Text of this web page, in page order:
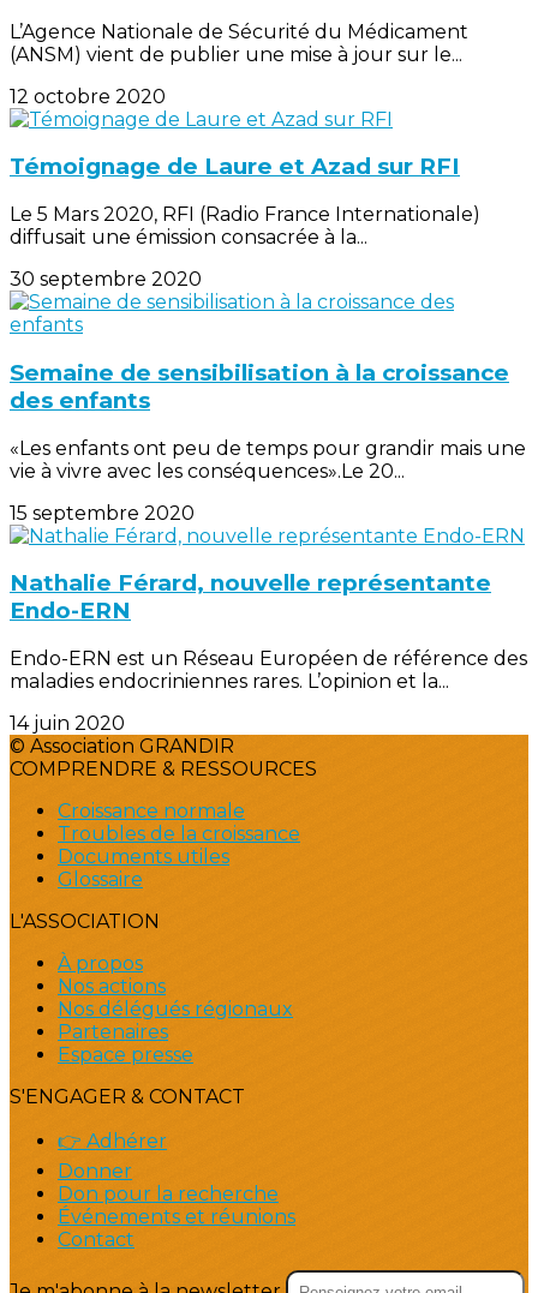
L’Agence Nationale de Sécurité du Médicament
(ANSM) vient de publier une mise à jour sur le...
12 octobre 2020
Témoignage de Laure et Azad sur RFI
Le 5 Mars 2020, RFI (Radio France Internationale)
diffusait une émission consacrée à la...
30 septembre 2020
Semaine de sensibilisation à la croissance
des enfants
«Les enfants ont peu de temps pour grandir mais une
vie à vivre avec les conséquences».Le 20...
15 septembre 2020
Nathalie Férard, nouvelle représentante
Endo-ERN
Endo-ERN est un Réseau Européen de référence des
maladies endocriniennes rares. L’opinion et la...
14 juin 2020
© Association GRANDIR
COMPRENDRE & RESSOURCES
Croissance normale
Troubles de la croissance
Documents utiles
Glossaire
L'ASSOCIATION
À propos
Nos actions
Nos délégués régionaux
Partenaires
Espace presse
S'ENGAGER & CONTACT
👉 Adhérer
Donner
Don pour la recherche
Événements et réunions
Contact